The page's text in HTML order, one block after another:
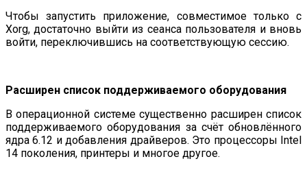
Чтобы запустить приложение, совместимое только с
Xorg, достаточно выйти из сеанса пользователя и вновь
войти, переключившись на соответствующую сессию.
Расширен список поддерживаемого оборудования
В операционной системе существенно расширен список
поддерживаемого оборудования за счёт обновлённого
ядра 6.12 и добавления драйверов. Это процессоры Intel
14 поколения, принтеры и многое другое.